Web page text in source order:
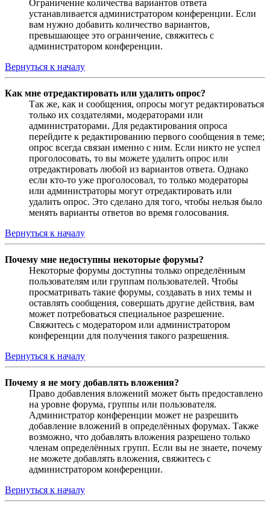
Ограничение количества вариантов ответа
устанавливается администратором конференции. Если
вам нужно добавить количество вариантов,
превышающее это ограничение, свяжитесь с
администратором конференции.
Вернуться к началу
Как мне отредактировать или удалить опрос?
Так же, как и сообщения, опросы могут редактироваться
только их создателями, модераторами или
администраторами. Для редактирования опроса
перейдите к редактированию первого сообщения в теме;
опрос всегда связан именно с ним. Если никто не успел
проголосовать, то вы можете удалить опрос или
отредактировать любой из вариантов ответа. Однако
если кто-то уже проголосовал, то только модераторы
или администраторы могут отредактировать или
удалить опрос. Это сделано для того, чтобы нельзя было
менять варианты ответов во время голосования.
Вернуться к началу
Почему мне недоступны некоторые форумы?
Некоторые форумы доступны только определённым
пользователям или группам пользователей. Чтобы
просматривать такие форумы, создавать в них темы и
оставлять сообщения, совершать другие действия, вам
может потребоваться специальное разрешение.
Свяжитесь с модератором или администратором
конференции для получения такого разрешения.
Вернуться к началу
Почему я не могу добавлять вложения?
Право добавления вложений может быть предоставлено
на уровне форума, группы или пользователя.
Администратор конференции может не разрешить
добавление вложений в определённых форумах. Также
возможно, что добавлять вложения разрешено только
членам определённых групп. Если вы не знаете, почему
не можете добавлять вложения, свяжитесь с
администратором конференции.
Вернуться к началу